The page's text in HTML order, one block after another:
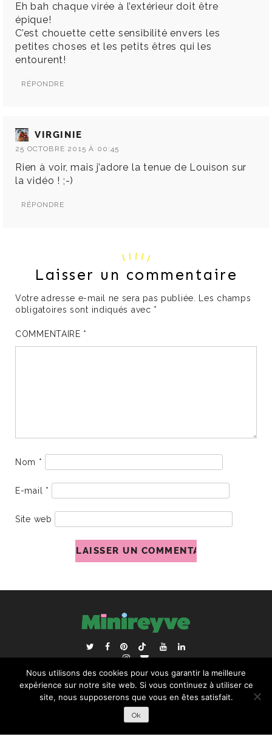
Eh bah chaque virée à l’extérieur doit être
épique!
C’est chouette cette sensibilité envers les
petites choses et les petits êtres qui les
entourent!
RÉPONDRE
VIRGINIE
25 OCTOBRE 2015 À 00:45
Rien à voir, mais j’adore la tenue de Louison sur
la vidéo ! ;-)
RÉPONDRE
Laisser un commentaire
Votre adresse e-mail ne sera pas publiée. Les champs
obligatoires sont indiqués avec *
COMMENTAIRE *
Nom *
E-mail *
Site web
ACCUEIL BLOGROLL
RECHERCHER :
Nous utilisons des cookies pour vous garantir la meilleure
expérience sur notre site web. Si vous continuez à utiliser ce
site, nous supposerons que vous en êtes satisfait.
Ok